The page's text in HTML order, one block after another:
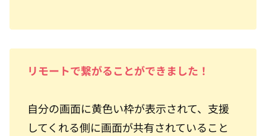
リモートで繋がることができました！
自分の画面に黄色い枠が表示されて、支援
してくれる側に画面が共有されていること